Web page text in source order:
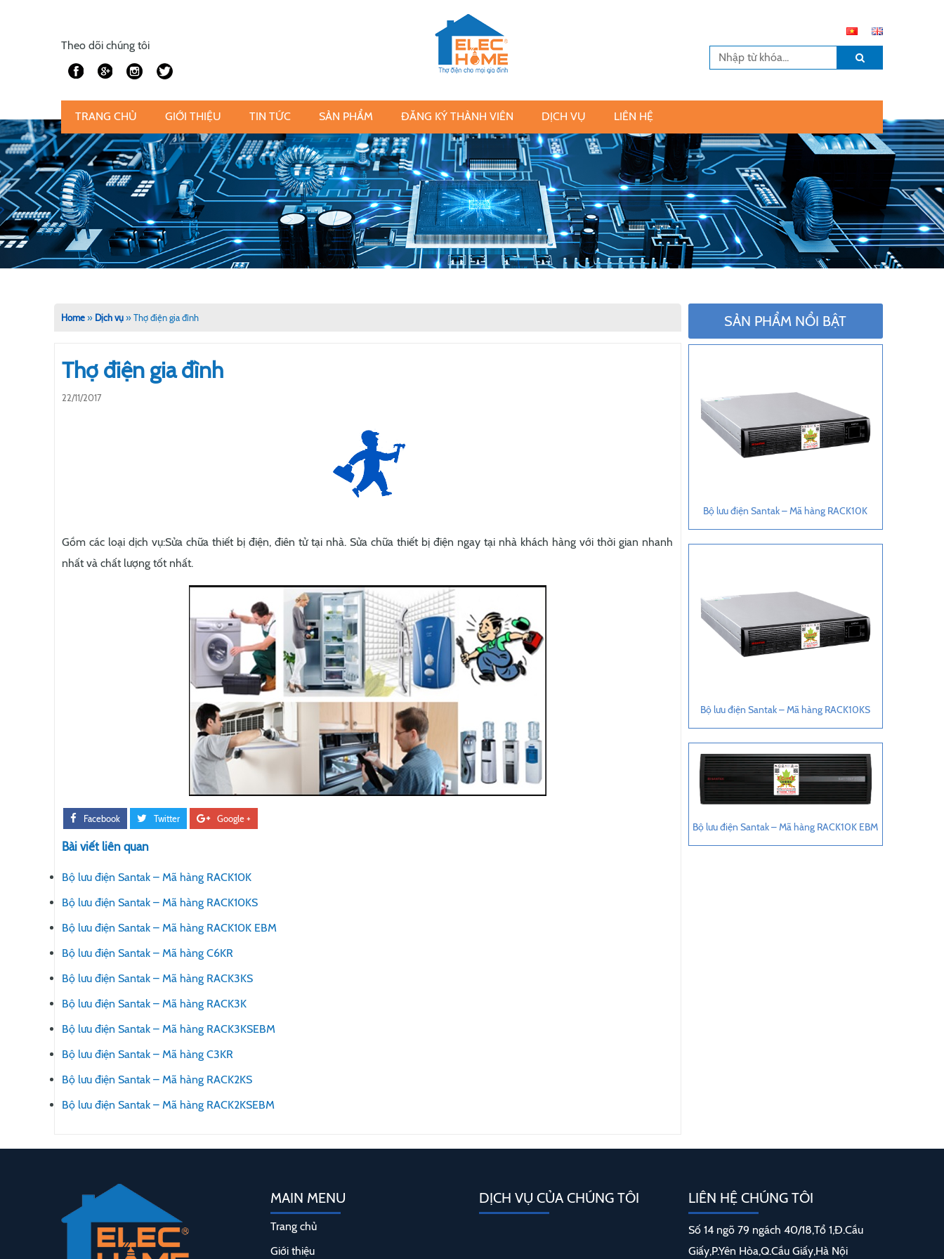
Theo dõi chúng tôi
TRANG CHỦ GIỚI THIỆU TIN TỨC SẢN PHẨM ĐĂNG KÝ THÀNH VIÊN DỊCH VỤ LIÊN HỆ
Home» Dịch vụ»Thợ điện gia đình
Thợ điện gia đình
22/11/2017
Gồm các loại dịch vụ:Sửa chữa thiết bị điện, điên tử tại nhà. Sửa chữa thiết bị điện ngay tại nhà khách hàng với thời gian nhanh
nhất và chất lượng tốt nhất.
Facebook Twitter Google +
Bài viết liên quan
Bộ lưu điện Santak – Mã hàng RACK10K
Bộ lưu điện Santak – Mã hàng RACK10KS
Bộ lưu điện Santak – Mã hàng RACK10K EBM
Bộ lưu điện Santak – Mã hàng C6KR
Bộ lưu điện Santak – Mã hàng RACK3KS
Bộ lưu điện Santak – Mã hàng RACK3K
Bộ lưu điện Santak – Mã hàng RACK3KSEBM
Bộ lưu điện Santak – Mã hàng C3KR
Bộ lưu điện Santak – Mã hàng RACK2KS
Bộ lưu điện Santak – Mã hàng RACK2KSEBM
SẢN PHẨM NỔI BẬT
Bộ lưu điện Santak – Mã hàng RACK10K
Bộ lưu điện Santak – Mã hàng RACK10KS
Bộ lưu điện Santak – Mã hàng RACK10K EBM
MAIN MENU
Trang chủ
Giới thiệu
DỊCH VỤ CỦA CHÚNG TÔI LIÊN HỆ CHÚNG TÔI
Số 14 ngõ 79 ngách 40/18,Tổ 1,Đ.Cầu
Giấy,P.Yên Hòa,Q.Cầu Giấy,Hà Nội